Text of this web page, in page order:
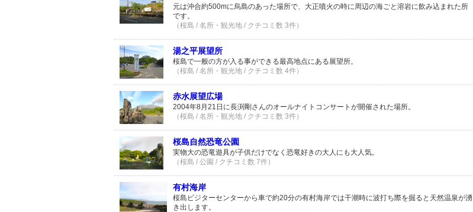
元は沖合約500mに烏島のあった場所で、大正噴火の時に周辺の海ごと溶岩に飲み込まれた所
です。
（桜島 / 名所・観光地 / クチコミ数 3件）
湯之平展望所
桜島で一般の方が入る事ができる最高地点にある展望所。
（桜島 / 名所・観光地 / クチコミ数 4件）
赤水展望広場
2004年8月21日に長渕剛さんのオールナイトコンサートが開催された場所。
（桜島 / 名所・観光地 / クチコミ数 3件）
桜島自然恐竜公園
実物大の恐竜遊具が子供だけでなく恐竜好きの大人にも大人気。
（桜島 / 公園 / クチコミ数 7件）
有村海岸
桜島ビジターセンターから車で約20分の有村海岸では干潮時に波打ち際を掘ると天然温泉が湧
き出します。